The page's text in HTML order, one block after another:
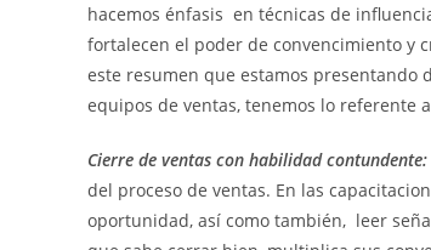
hacemos énfasis en técnicas de
fortalecen el poder de convencimiento y
este resumen que estamos presentando
equipos de ventas, tenemos lo referente
Cierre de ventas con habilidad contundente:
del proceso de ventas. En las
oportunidad, así como también, leer